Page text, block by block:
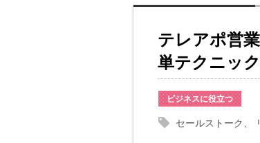
テレアポ営
単テクニック
ビジネスに役立つ
セールストーク